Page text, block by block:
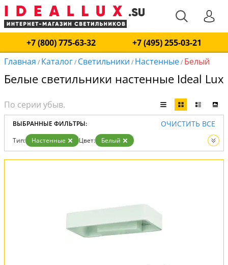
+7 (800) 775-63-32
+7 (495) 255-03-21
Главная / Каталог/ Светильники / Настенные/ Белый
Белые светильники настенные Ideal Lux
ВЫБРАННЫЕ ФИЛЬТРЫ: ОЧИСТИТЬ ВСЕ
Тип: Настенные Цвет:
Белый
Вид:
Светильники